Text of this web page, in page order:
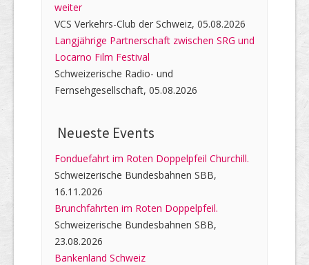
weiter
VCS Verkehrs-Club der Schweiz, 05.08.2026
Langjährige Partnerschaft zwischen SRG und
Locarno Film Festival
Schweizerische Radio- und
Fernsehgesellschaft, 05.08.2026
Neueste Events
Fonduefahrt im Roten Doppelpfeil Churchill.
Schweizerische Bundesbahnen SBB,
16.11.2026
Brunchfahrten im Roten Doppelpfeil.
Schweizerische Bundesbahnen SBB,
23.08.2026
Bankenland Schweiz